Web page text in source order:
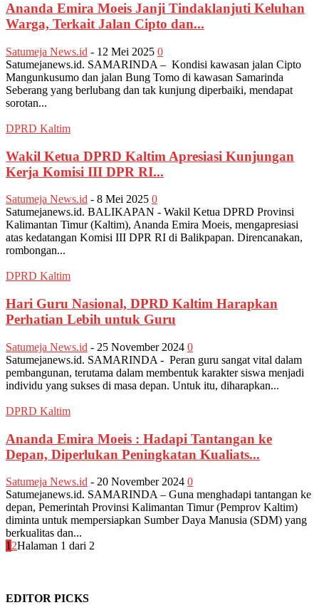
Ananda Emira Moeis Janji Tindaklanjuti Keluhan
Warga, Terkait Jalan Cipto dan...
Satumeja News.id - 12 Mei 2025 0
Satumejanews.id. SAMARINDA – Kondisi kawasan jalan Cipto
Mangunkusumo dan jalan Bung Tomo di kawasan Samarinda
Seberang yang berlubang dan tak kunjung diperbaiki, mendapat
sorotan...
DPRD Kaltim
Wakil Ketua DPRD Kaltim Apresiasi Kunjungan
Kerja Komisi III DPR RI...
Satumeja News.id - 8 Mei 2025 0
Satumejanews.id. BALIKAPAN - Wakil Ketua DPRD Provinsi
Kalimantan Timur (Kaltim), Ananda Emira Moeis, mengapresiasi
atas kedatangan Komisi III DPR RI di Balikpapan. Direncanakan,
rombongan...
DPRD Kaltim
Hari Guru Nasional, DPRD Kaltim Harapkan
Perhatian Lebih untuk Guru
Satumeja News.id - 25 November 2024 0
Satumejanews.id. SAMARINDA - Peran guru sangat vital dalam
pembangunan, terutama dalam membentuk karakter siswa menjadi
individu yang sukses di masa depan. Untuk itu, diharapkan...
DPRD Kaltim
Ananda Emira Moeis : Hadapi Tantangan ke
Depan, Diperlukan Peningkatan Kualiats...
Satumeja News.id - 20 November 2024 0
Satumejanews.id. SAMARINDA – Guna menghadapi tantangan ke
depan, Pemerintah Provinsi Kalimantan Timur (Pemprov Kaltim)
diminta untuk mempersiapkan Sumber Daya Manusia (SDM) yang
berkualitas dan...
1 2Halaman 1 dari 2
EDITOR PICKS